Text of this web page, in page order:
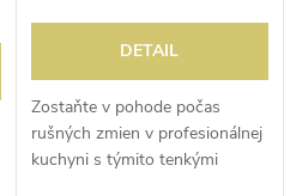
DETAIL
Zostaňte v pohode počas
rušných zmien v profesionálnej
kuchyni s týmito tenkými